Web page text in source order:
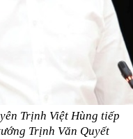
Trịnh Việt Hùng tiếp
Trịnh Văn Quyết